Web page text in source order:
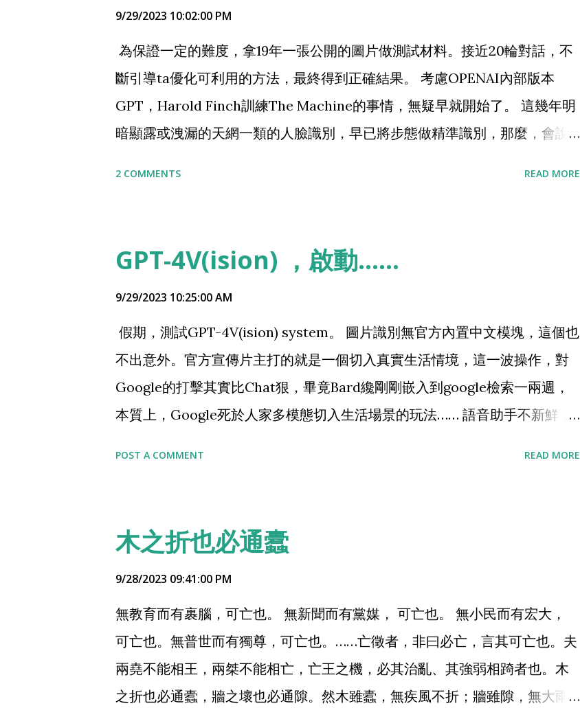
旗手了。 歷史，一直就這麼寫的吧。 其實，依此刻國家大勢，沙飛的名字可
法院，敢判定吕思勉“无通谋外国，危害民国独立与领土完整之事实”。
9/29/2023 10:02:00 PM
為保證一定的難度，拿19年一張公開的圖片做測試材料。接近20輪對話，不
斷引導ta優化可利用的方法，最終得到正確結果。 考慮OPENAI內部版本
GPT，Harold Finch訓練The Machine的事情，無疑早就開始了。 這幾年明
暗顯露或洩漏的天網一類的人臉識別，早已將步態做精準識別，那麼，會說
2 COMMENTS READ MORE
GPT-4V(ision) ，啟動……
9/29/2023 10:25:00 AM
假期，測試GPT-4V(ision) system。 圖片識別無官方內置中文模塊，這個也
不出意外。官方宣傳片主打的就是一個切入真實生活情境，這一波操作，對
Google的打擊其實比Chat狠，畢竟Bard纔剛剛嵌入到google檢索一兩週，
本質上，Google死於人家多模態切入生活場景的玩法…… 語音助手不新鮮，
少，我會每天隨時打開ta了。 招魂墨子孟子，一起測試中文效果： 順手做個
日用警示對話： 所以，可以使用中文聊天。 歷史記錄會保留所有對話的文字
記錄，但語音並無存儲記錄。
POST A COMMENT READ MORE
木之折也必通蠹
9/28/2023 09:41:00 PM
無教育而有裹腦，可亡也。 無新聞而有黨媒， 可亡也。 無小民而有宏大，
可亡也。無普世而有獨尊，可亡也。……亡徵者，非曰必亡，言其可亡也。夫
兩堯不能相王，兩桀不能相亡，亡王之機，必其治亂、其強弱相踦者也。木
之折也必通蠹，牆之壞也必通隙。然木雖蠹，無疾風不折；牆雖隙，無大雨